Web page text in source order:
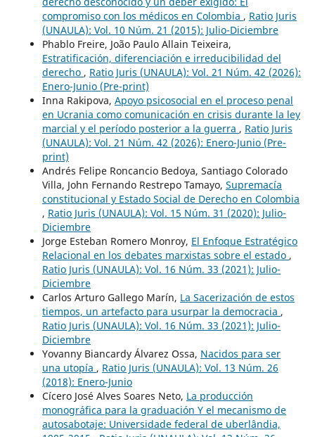
compromiso con los médicos en Colombia , Ratio Juris
(UNAULA): Vol. 10 Núm. 21 (2015): Julio-Diciembre
Phablo Freire, João Paulo Allain Teixeira,
Estratificación, diferenciación e irreducibilidad del
derecho , Ratio Juris (UNAULA): Vol. 21 Núm. 42 (2026):
Enero-Junio (Pre-print)
Inna Rakipova, Apoyo psicosocial en el proceso penal
en Ucrania como comunicación en crisis durante la ley
marcial y el período posterior a la guerra , Ratio Juris
(UNAULA): Vol. 21 Núm. 42 (2026): Enero-Junio (Pre-
print)
Andrés Felipe Roncancio Bedoya, Santiago Colorado
Villa, John Fernando Restrepo Tamayo, Supremacía
constitucional y Estado Social de Derecho en Colombia
, Ratio Juris (UNAULA): Vol. 15 Núm. 31 (2020): Julio-
Diciembre
Jorge Esteban Romero Monroy, El Enfoque Estratégico
Relacional en los debates marxistas sobre el estado ,
Ratio Juris (UNAULA): Vol. 16 Núm. 33 (2021): Julio-
Diciembre
Carlos Arturo Gallego Marín, La Sacerización de estos
tiempos, un artefacto para usurpar la democracia ,
Ratio Juris (UNAULA): Vol. 16 Núm. 33 (2021): Julio-
Diciembre
Yovanny Biancardy Álvarez Ossa, Nacidos para ser
una utopía , Ratio Juris (UNAULA): Vol. 13 Núm. 26
(2018): Enero-Junio
Cícero José Alves Soares Neto, La producción
monográfica para la graduación Y el mecanismo de
autosabotaje: Universidade federal de uberlândia,